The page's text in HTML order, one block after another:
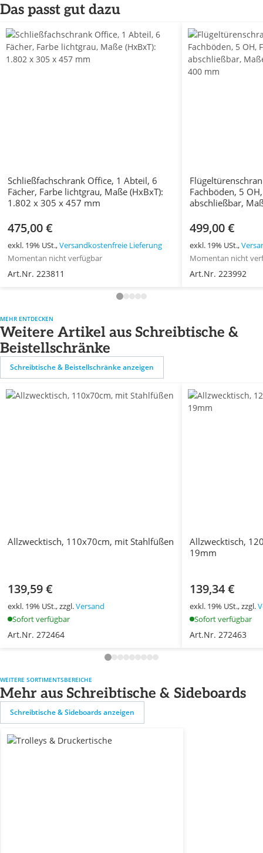
Das passt gut dazu
Schließfachschrank Office, 1 Abteil, 6
Fächer, Farbe lichtgrau, Maße (HxBxT):
1.802 x 305 x 457 mm
475,00 €
exkl. 19% USt.,Versandkostenfreie Lieferung
Momentan nicht verfügbar
Art.Nr. 223811
Fachböden, 5
abschließbar,
499,00 €
exkl. 19% USt.,
Momentan nicht
Art.Nr. 223992
MEHR ENTDECKEN
Weitere Artikel aus Schreibtische &
Beistellschränke
Schreibtische & Beistellschränke anzeigen
Allzwecktisch, 110x70cm, mit Stahlfüßen
139,59 €
exkl. 19% USt., zzgl.Versand
Sofort verfügbar
Art.Nr. 272464
Allzwecktisch,
19mm
139,34 €
exkl. 19% USt., zzgl.
Sofort verfügbar
Art.Nr. 272463
WEITERE SORTIMENTSBEREICHE
Mehr aus Schreibtische & Sideboards
Schreibtische & Sideboards anzeigen